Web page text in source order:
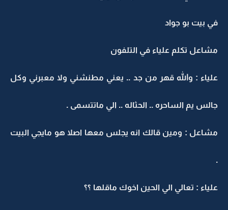
في بيت بو جواد
مشاعل تكلم علياء في التلفون
علياء : والله قهر من جد .. يعني مطنشني ولا معبرني وكل
جالس يم الساحره .. الحثاله .. الي ماتتسمى .
مشاعل : ومين قالك انه يجلس معها اصلا هو مايجي البيت
.
علياء : تعالي الي الحين اخوك ماقلها ؟؟